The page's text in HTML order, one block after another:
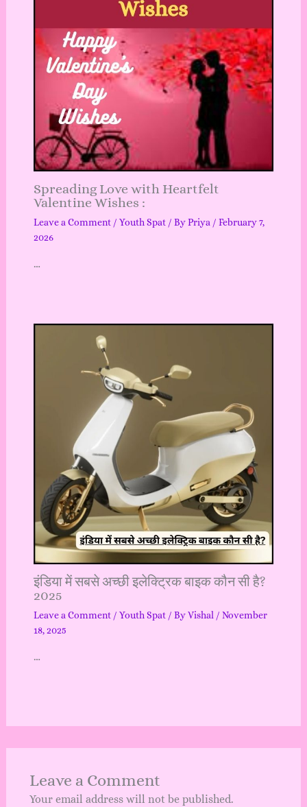
Spreading Love with Heartfelt
Valentine Wishes :
Leave a Comment / Youth Spat/ ByPriya / February 7,
2026
…
इंडिया में सबसे अच्छी इलेक्ट्रिक बाइक कौन सी है?
2025
Leave a Comment / Youth Spat/ ByVishal / November
18, 2025
…
Leave a Comment
Your email address will not be published.